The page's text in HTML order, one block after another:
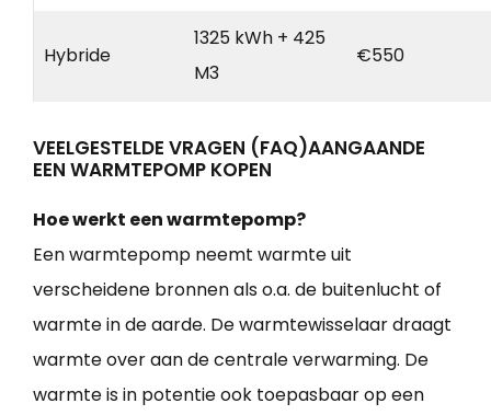
Hybride
1325 kWh + 425
M3
€550
VEELGESTELDE VRAGEN (FAQ)AANGAANDE
EEN WARMTEPOMP KOPEN
Hoe werkt een warmtepomp?
Een warmtepomp neemt warmte uit
verscheidene bronnen als o.a. de buitenlucht of
warmte in de aarde. De warmtewisselaar draagt
warmte over aan de centrale verwarming. De
warmte is in potentie ook toepasbaar op een